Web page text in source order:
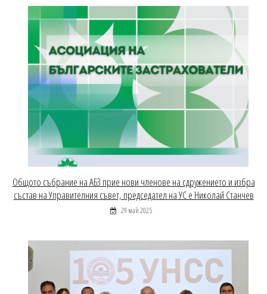
Общото събрание на АБЗ прие нови членове на сдружението и избра
състав на Управителния съвет, председател на УС е Николай Станчев
29 май 2025